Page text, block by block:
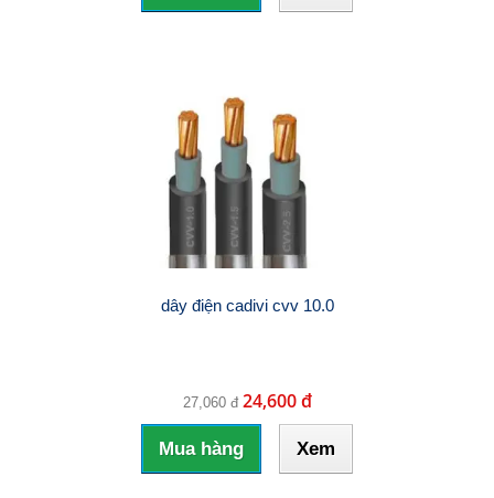
dây điện cadivi cvv 10.0
27,060 đ 24,600 đ
Mua hàng Xem